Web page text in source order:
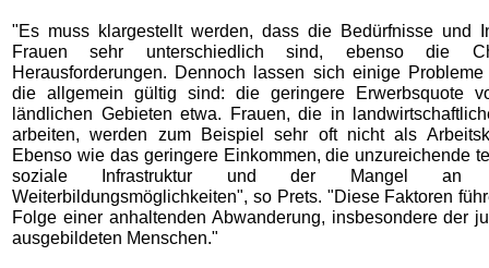
"Es muss klargestellt werden, dass die Bedürfnisse und
Frauen sehr unterschiedlich sind, ebenso die
Herausforderungen. Dennoch lassen sich einige Probleme
die allgemein gültig sind: die geringere Erwerbsquote
ländlichen Gebieten etwa. Frauen, die in
arbeiten, werden zum Beispiel sehr oft nicht als
Ebenso wie das geringere Einkommen, die unzureichende
soziale Infrastruktur und der Mangel an
Weiterbildungsmöglichkeiten", so Prets. "Diese Faktoren
Folge einer anhaltenden Abwanderung, insbesondere der
ausgebildeten Menschen."